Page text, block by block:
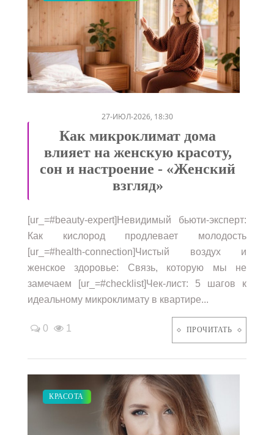
/////
27-ИЮЛ-2026, 18:30
Как микроклимат дома
влияет на женскую красоту,
сон и настроение - «Женский
взгляд»
[ur_=#beauty-expert]Невидимый бьюти-эксперт:
Как кислород продлевает молодость
[ur_=#health-connection]Чистый воздух и
женское здоровье: Связь, которую мы не
замечаем [ur_=#checklist]Чек-лист: 5 шагов к
идеальному микроклимату в квартире...
0 1 ПРОЧИТАТЬ
СВАДЬБА
КРАСОТА